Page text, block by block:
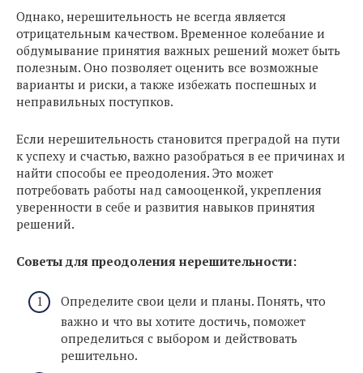
Однако, нерешительность не всегда является
отрицательным качеством. Временное колебание и
обдумывание принятия важных решений может быть
полезным. Оно позволяет оценить все возможные
варианты и риски, а также избежать поспешных и
неправильных поступков.
Если нерешительность становится преградой на пути
к успеху и счастью, важно разобраться в ее причинах и
найти способы ее преодоления. Это может
потребовать работы над самооценкой, укрепления
уверенности в себе и развития навыков принятия
решений.
Советы для преодоления нерешительности:
Определите свои цели и планы. Понять, что
важно и что вы хотите достичь, поможет
определиться с выбором и действовать
решительно.